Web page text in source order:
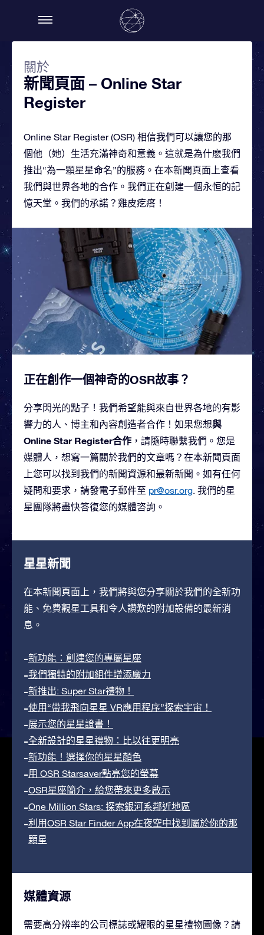
關於
新聞頁面 – Online Star
Register
Online Star Register (OSR) 相信我們可以讓您的那
個他（她）生活充滿神奇和意義。這就是為什麽我們
推出“為一顆星星命名”的服務。在本新聞頁面上查看
我們與世界各地的合作。我們正在創建一個永恒的記
憶天堂。我們的承諾？雞皮疙瘩！
正在創作一個神奇的OSR故事？
分享閃光的點子！我們希望能與來自世界各地的有影
響力的人、博主和內容創造者合作！如果您想與
Online Star Register合作 ，請隨時聯繫我們。您是
媒體人，想寫一篇關於我們的文章嗎？在本新聞頁面
上您可以找到我們的新聞資源和最新新聞。如有任何
疑問和要求，請發電子郵件至 pr@osr.org. 我們的星
星團隊將盡快答復您的媒體咨詢。
星星新聞
在本新聞頁面上，我們將與您分享關於我們的全新功
能、免費觀星工具和令人讚歎的附加設備的最新消
息。
新功能：創建您的專屬星座
我們獨特的附加組件增添魔力
新推出: Super Star禮物！
使用“帶我飛向星星 VR應用程序”探索宇宙！
展示您的星星證書！
全新設計的星星禮物：比以往更明亮
新功能！選擇你的星星顏色
用 OSR Starsaver點亮您的螢幕
OSR星座簡介，給您帶來更多啟示
One Million Stars: 探索銀河系鄰近地區
利用OSR Star Finder App在夜空中找到屬於你的那
顆星
媒體資源
需要高分辨率的公司標誌或耀眼的星星禮物圖像？請